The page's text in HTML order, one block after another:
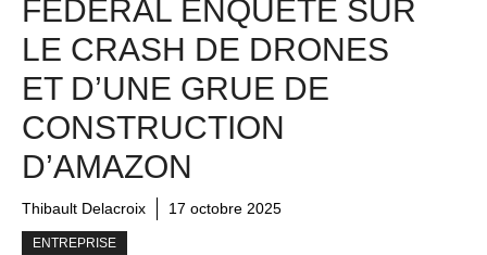
FÉDÉRAL ENQUÊTE SUR
LE CRASH DE DRONES
ET D’UNE GRUE DE
CONSTRUCTION
D’AMAZON
Thibault Delacroix 17 octobre 2025
ENTREPRISE